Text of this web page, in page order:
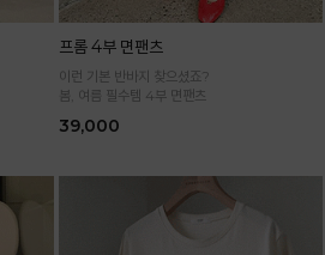
프롬 4부 면팬츠
이런 기본 반바지 찾으셨죠?
봄, 여름 필수템 4부 면팬츠
39,000